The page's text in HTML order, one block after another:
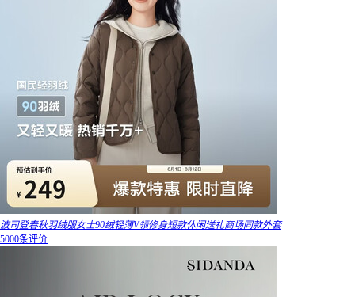
波司登春秋羽绒服女士90绒轻薄V领修身短款休闲送礼商场同款外套
5000条评价